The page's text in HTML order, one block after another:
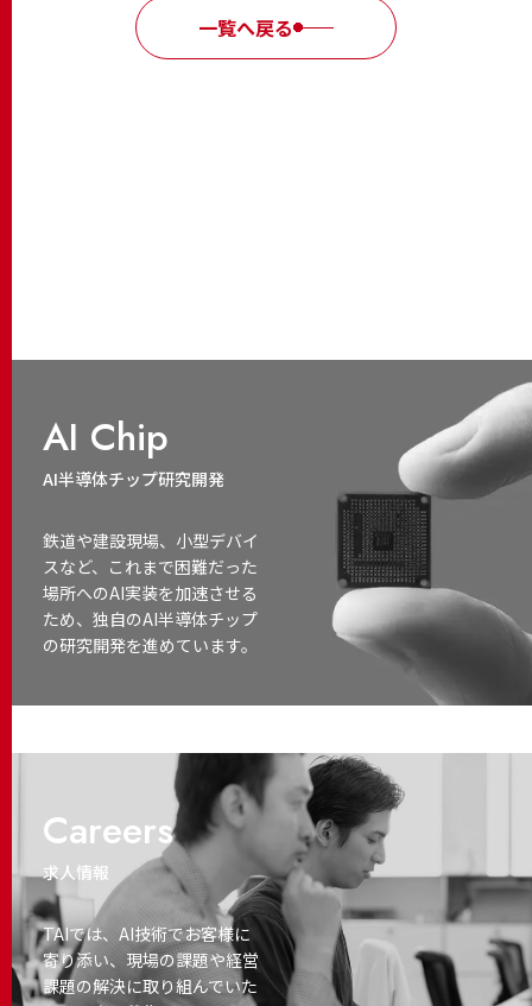
一覧へ戻る
AI Chip
AI半導体チップ研究開発
鉄道や建設現場、小型デバイ
スなど、これまで困難だった
場所へのAI実装を加速させる
ため、独自のAI半導体チップ
の研究開発を進めています。
Careers
求人情報
TAIでは、AI技術でお客様に
寄り添い、 現場の課題や経営
課題の解決に取り組んでいた